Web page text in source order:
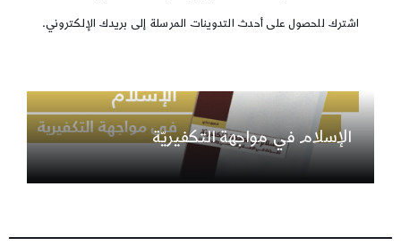
اشترك للحصول على أحدث التدوينات المرسلة إلى بريدك الإلكتروني.
الإسلام في مواجهة التكفيريّة